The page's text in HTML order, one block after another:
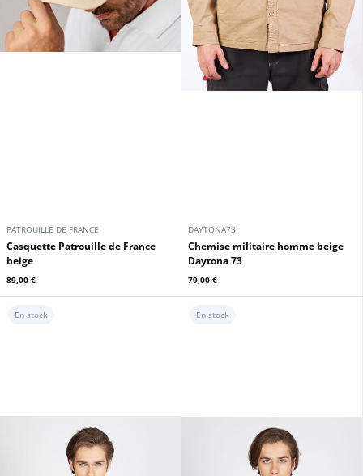
PATROUILLE DE FRANCE
Casquette Patrouille de France
beige
89,00 €
DAYTONA73
Chemise militaire homme beige
Daytona 73
79,00 €
En stock En stock